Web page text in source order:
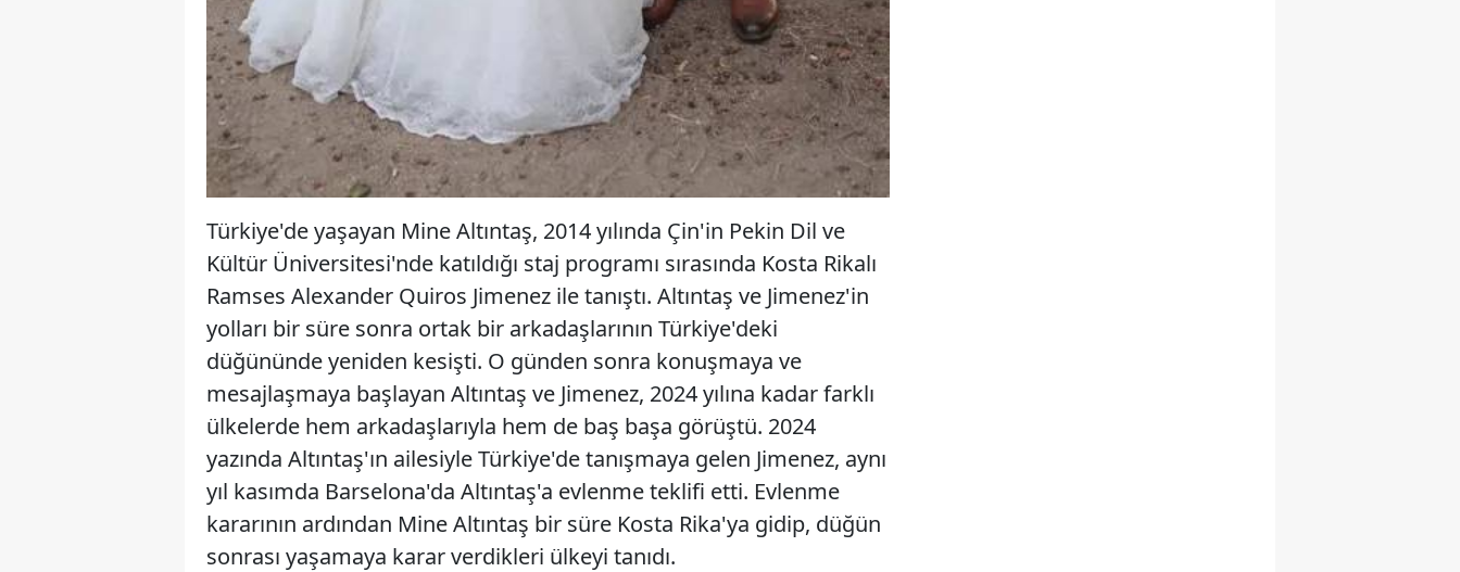
Türkiye'de yaşayan Mine Altıntaş, 2014 yılında Çin'in Pekin Dil ve
Kültür Üniversitesi'nde katıldığı staj programı sırasında Kosta Rikalı
Ramses Alexander Quiros Jimenez ile tanıştı. Altıntaş ve Jimenez'in
yolları bir süre sonra ortak bir arkadaşlarının Türkiye'deki
düğününde yeniden kesişti. O günden sonra konuşmaya ve
mesajlaşmaya başlayan Altıntaş ve Jimenez, 2024 yılına kadar farklı
ülkelerde hem arkadaşlarıyla hem de baş başa görüştü. 2024
yazında Altıntaş'ın ailesiyle Türkiye'de tanışmaya gelen Jimenez, aynı
yıl kasımda Barselona'da Altıntaş'a evlenme teklifi etti. Evlenme
kararının ardından Mine Altıntaş bir süre Kosta Rika'ya gidip, düğün
sonrası yaşamaya karar verdikleri ülkeyi tanıdı.